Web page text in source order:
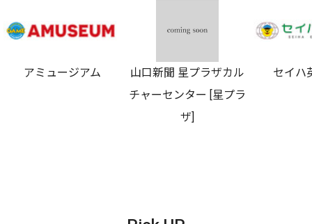
アミュージアム
山口新聞 星プラザカル
チャーセンター [星プラ
ザ]
セイハ